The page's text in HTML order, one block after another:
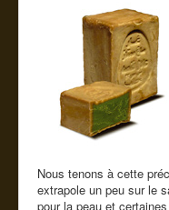
Nous tenons à cette
extrapole un peu sur le
pour la peau et